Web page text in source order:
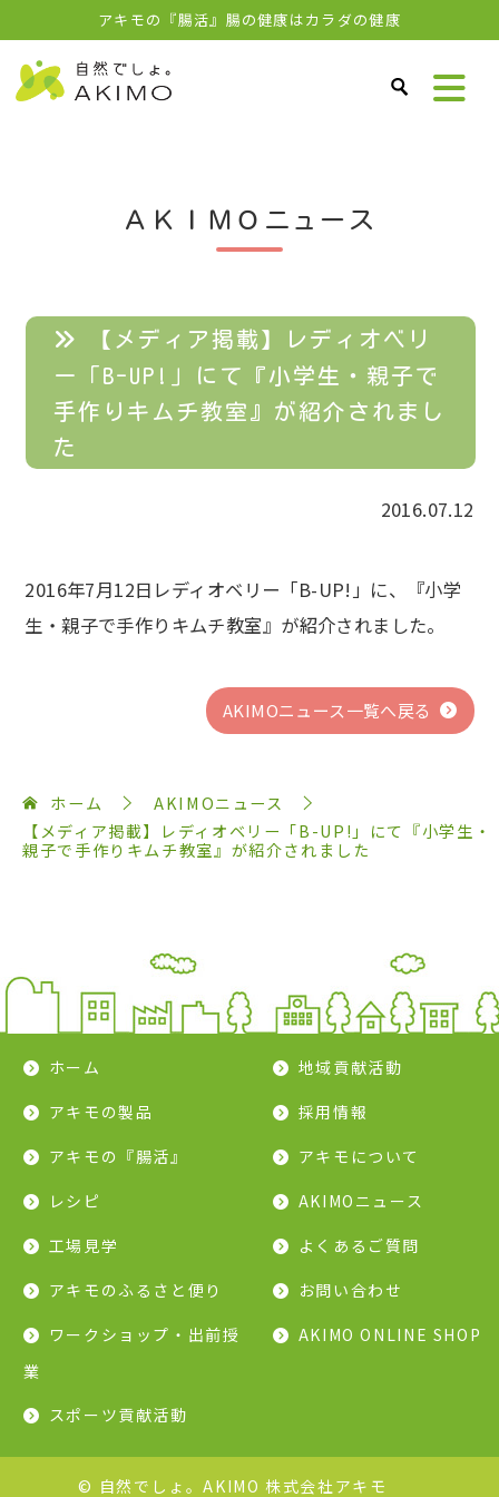
アキモの『腸活』腸の健康はカラダの健康
ＡＫＩＭＯニュース
【メディア掲載】レディオベリ
ー「B-UP!」にて『小学生・親子で
手作りキムチ教室』が紹介されまし
た
2016.07.12
2016年7月12日レディオベリー「B-UP!」に、『小学
生・親子で手作りキムチ教室』が紹介されました。
AKIMOニュース一覧へ戻る
ホーム
AKIMOニュース
【メディア掲載】レディオベリー「B-UP!」にて『小学生・
親子で手作りキムチ教室』が紹介されました
ホーム
アキモの製品
アキモの『腸活』
レシピ
工場見学
アキモのふるさと便り
ワークショップ・出前授
業
スポーツ貢献活動
地域貢献活動
採用情報
アキモについて
AKIMOニュース
よくあるご質問
お問い合わせ
AKIMO ONLINE SHOP
© 自然でしょ。AKIMO 株式会社アキモ